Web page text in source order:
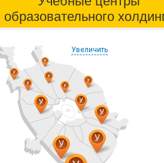
образовательного
Увеличить